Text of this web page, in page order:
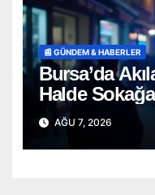
📰 GÜNDEM & HABERLER
Bursa’da
Halde
Estirdi!
AĞU 7, 2026